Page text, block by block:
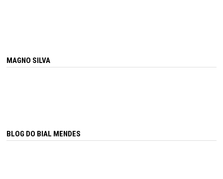
MAGNO SILVA
BLOG DO BIAL MENDES